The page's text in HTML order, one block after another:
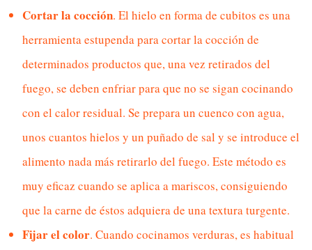
Cortar la cocción. El hielo en forma de cubitos es una
herramienta estupenda para cortar la cocción de
determinados productos que, una vez retirados del
fuego, se deben enfriar para que no se sigan cocinando
con el calor residual. Se prepara un cuenco con agua,
unos cuantos hielos y un puñado de sal y se introduce el
alimento nada más retirarlo del fuego. Este método es
muy eficaz cuando se aplica a mariscos, consiguiendo
que la carne de éstos adquiera de una textura turgente.
Fijar el color. Cuando cocinamos verduras, es habitual